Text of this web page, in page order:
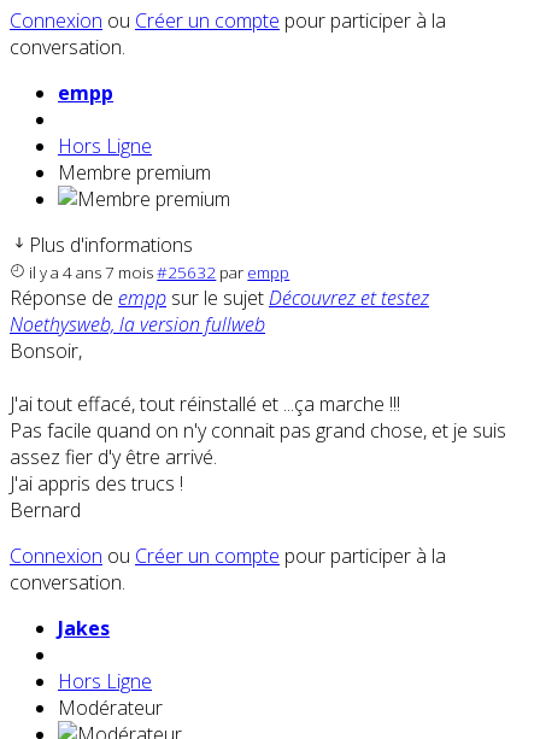
Connexion ou Créer un compte pour participer à la
conversation.
empp
Hors Ligne
Membre premium
Plus d'informations
il y a 4 ans 7 mois#25632 par empp
Réponse de empp sur le sujetDécouvrez et testez
Noethysweb, la version fullweb
Bonsoir,
J'ai tout effacé, tout réinstallé et ...ça marche !!!
Pas facile quand on n'y connait pas grand chose, et je suis
assez fier d'y être arrivé.
J'ai appris des trucs !
Bernard
Connexion ou Créer un compte pour participer à la
conversation.
Jakes
Hors Ligne
Modérateur